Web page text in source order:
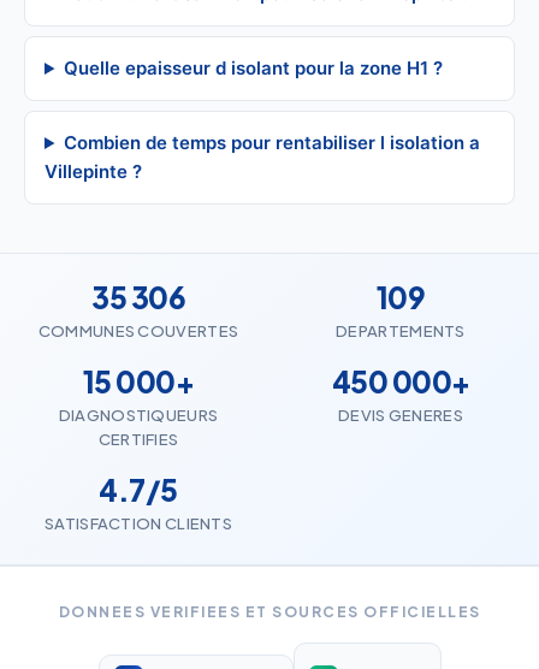
Quelle epaisseur d isolant pour la zone H1 ?
Combien de temps pour rentabiliser l isolation a
Villepinte ?
35 306
COMMUNES COUVERTES
109
DEPARTEMENTS
15 000+
DIAGNOSTIQUEURS
CERTIFIES
450 000+
DEVIS GENERES
4.7/5
SATISFACTION CLIENTS
DONNEES VERIFIEES ET SOURCES OFFICIELLES